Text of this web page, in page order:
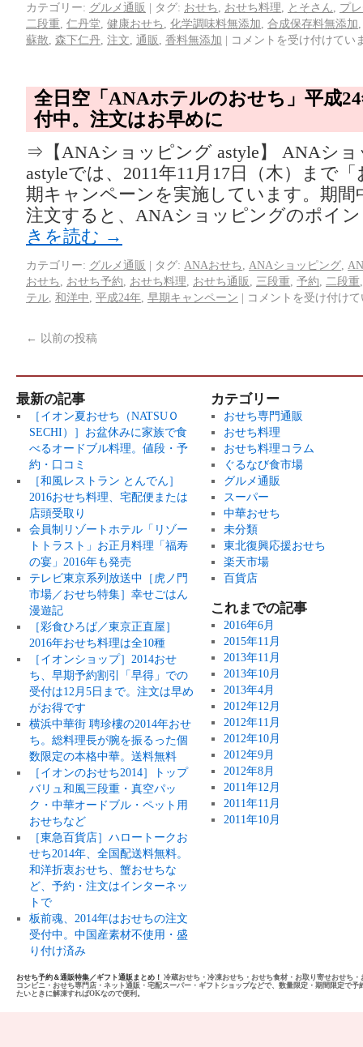
カテゴリー: グルメ通販 | タグ: おせち おせち料理 とそさん
プ
二段重 仁丹堂 健康おせち 化学調味料無添加 合成保存料無添加
蘇散 森下仁丹 注文 通販 香料無添加 | コメントを受け付けてい
全日空「ANAホテルのおせち」平成
付中。注文はお早めに
⇒【ANAショッピング astyle】 ANAシ
astyleでは、2011年11月17日（木）まで
期キャンペーンを実施しています。期間
注文すると、ANAショッピングのポイ
きを読む →
カテゴリー: グルメ通販 | タグ: ANAおせち ANAショッピング
おせち
おせち予約 おせち料理 おせち通販 三段重 予約 二段重
テル 和洋中 平成24年 早期キャンペーン | コメントを受け付け
← 以前の投稿
最新の記事
［イオン夏おせち（NATSUＯ
SECHI）］お盆休みに家族で食
べるオードブル料理。値段・予
約・口コミ
［和風レストラン とんでん］
2016おせち料理、宅配便または
店頭受取り
会員制リゾートホテル「リゾー
トトラスト」お正月料理「福寿
の宴」2016年も発売
テレビ東京系列放送中［虎ノ門
市場／おせち特集］幸せごはん
漫遊記
［彩食ひろば／東京正直屋］
2016年おせち料理は全10種
［イオンショップ］2014おせ
ち、早期予約割引「早得」での
受付は12月5日まで。注文は早め
がお得です
横浜中華街 聘珍樓の2014年おせ
ち。総料理長が腕を振るった個
数限定の本格中華。送料無料
［イオンのおせち2014］トップ
バリュ和風三段重・真空パッ
ク・中華オードブル・ペット用
おせちなど
［東急百貨店］ハロートークお
せち2014年、全国配送料無料。
和洋折衷おせち、蟹おせちな
ど、予約・注文はインターネッ
トで
板前魂、2014年はおせちの注文
受付中。中国産素材不使用・盛
り付け済み
カテゴリー
おせち専門通販
おせち料理
おせち料理コラム
ぐるなび食市場
グルメ通販
スーパー
中華おせち
未分類
東北復興応援おせち
楽天市場
百貨店
これまでの記事
2016年6月
2015年11月
2013年11月
2013年10月
2013年4月
2012年12月
2012年11月
2012年10月
2012年9月
2012年8月
2011年12月
2011年11月
2011年10月
おせち予約＆通販特集／ギフト通販まとめ！ 冷蔵おせち・冷凍おせち・おせち食材・お取り寄せおせち
コンビニ・おせち専門店・ネット通販・宅配スーパー・ギフトショップなどで、数量限定・期間限定で
たいときに解凍すればOKなので便利。